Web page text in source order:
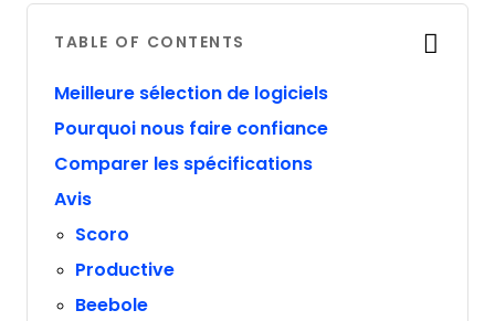
TABLE OF CONTENTS
Meilleure sélection de logiciels
Pourquoi nous faire confiance
Comparer les spécifications
Avis
Scoro
Productive
Beebole